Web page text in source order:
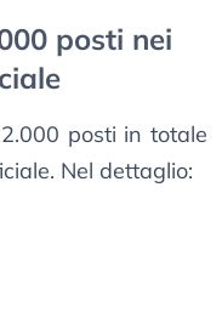
posti nei
posti in totale
Nel dettaglio: